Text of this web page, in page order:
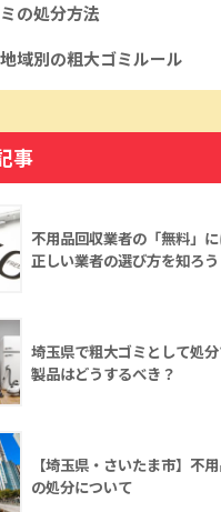
の処分方法
域別の粗大ゴミルール
事
不用品回収業者の「無料」
正しい業者の選び方を知ろう
埼玉県で粗大ゴミとして処
製品はどうするべき？
【埼玉県・さいたま市】不
の処分について